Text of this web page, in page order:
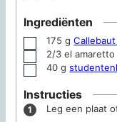
Ingrediënten
▢
175 g
▢
2/3 el amaretto
▢
40 g
Instructies
Leg een plaat